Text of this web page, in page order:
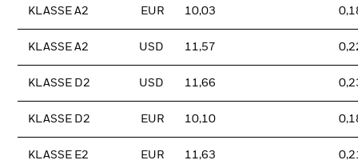
KLASSE A2 EUR 10,03
KLASSE A2 USD 11,57
KLASSE D2 USD 11,66
KLASSE D2 EUR 10,10
KLASSE E2 EUR 11,63